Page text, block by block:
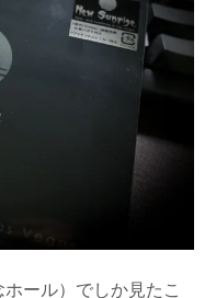
ール）でしか見たこ